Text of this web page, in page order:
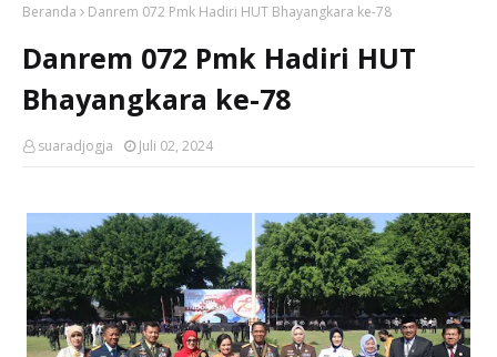
Beranda Danrem 072 Pmk Hadiri HUT Bhayangkara ke-78
Danrem 072 Pmk Hadiri HUT
Bhayangkara ke-78
suaradjogja Juli 02, 2024